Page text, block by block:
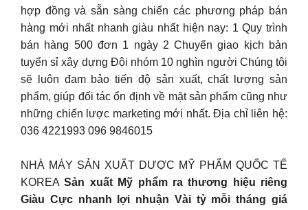
hợp đồng và sẵn sàng chiến các phương pháp bán
hàng mới nhất nhanh giàu nhất hiện nay: 1 Quy trình
bán hàng 500 đơn 1 ngày 2 Chuyển giao kịch bản
tuyển sỉ xây dựng Đội nhóm 10 nghìn người Chúng tôi
sẽ luôn đam bảo tiến độ sản xuất, chất lượng sản
phẩm, giúp đối tác ổn định về mặt sản phẩm cũng như
những chiến lược marketing mới nhất. Địa chỉ liên hệ:
036 4221993 096 9846015
NHÀ MÁY SẢN XUẤT DƯỢC MỸ PHẨM QUỐC TẾ
KOREASản xuất Mỹ phẩm ra thương hiệu riêng
Giàu Cực nhanh lợi nhuận Vài tỷ mỗi tháng giá